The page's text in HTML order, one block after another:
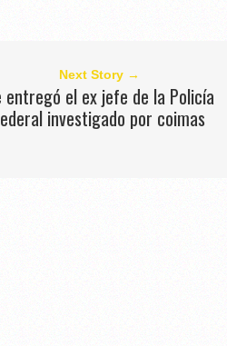
Next Story →
entregó el ex jefe de la Policía
investigado por coimas